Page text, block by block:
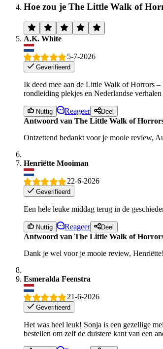
Hoe zou je The Little Walk of
A.K. White
5-7-2026
Geverifieerd
Ik deed mee aan de Little Walk of Horrors
rondleiding plekjes en Nederlandse
Nuttig Reageer Deel
Antwoord van The Little Walk of
Ontzettend bedankt voor je mooie review,
Henriëtte Mooiman
22-6-2026
Geverifieerd
Een hele leuke middag terug in de
Nuttig Reageer Deel
Antwoord van The Little Walk of
Dank je wel voor je mooie review,
Esmeralda Feenstra
21-6-2026
Geverifieerd
Het was heel leuk! Sonja is een gezellige
bestellen om zelf de duistere kant van een